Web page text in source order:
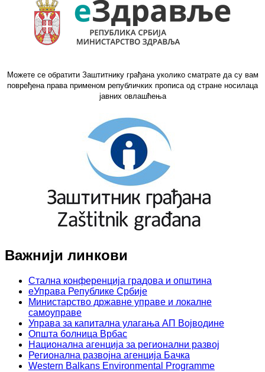
Можете се обратити Заштитнику грађана уколико сматрате да су вам
повређена права применом републичких прописа од стране носилаца
јавних овлашћења
Важнији линкови
Стална конференција градова и општина
еУправа Републике Србије
Министарство државне управе и локалне
самоуправе
Управа за капитална улагања АП Војводине
Општа болница Врбас
Национална агенција за регионални развој
Регионална развојна агенција Бачка
Western Balkans Environmental Programme